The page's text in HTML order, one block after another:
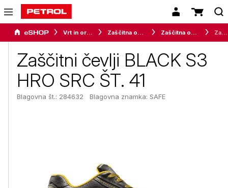
Vrt in orodje Zaščitna oprema Zaščitna obutev
Zaščitni čevlji BLACK S3
HRO SRC ŠT. 41
Blagovna št.: 284632 Blagovna znamka: SAFE